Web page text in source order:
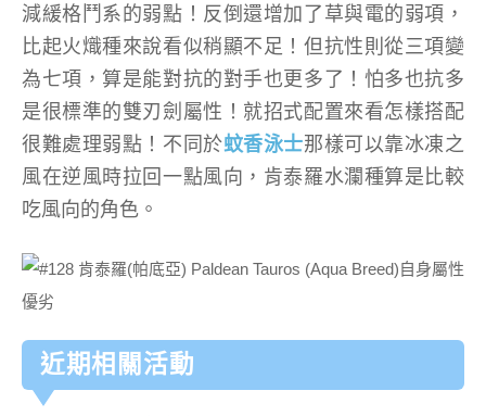
減緩格鬥系的弱點！反倒還增加了草與電的弱項，
比起火熾種來說看似稍顯不足！但抗性則從三項變
為七項，算是能對抗的對手也更多了！怕多也抗多
是很標準的雙刃劍屬性！就招式配置來看怎樣搭配
很難處理弱點！不同於蚊香泳士那樣可以靠冰凍之
風在逆風時拉回一點風向，肯泰羅水瀾種算是比較
吃風向的角色。
近期相關活動